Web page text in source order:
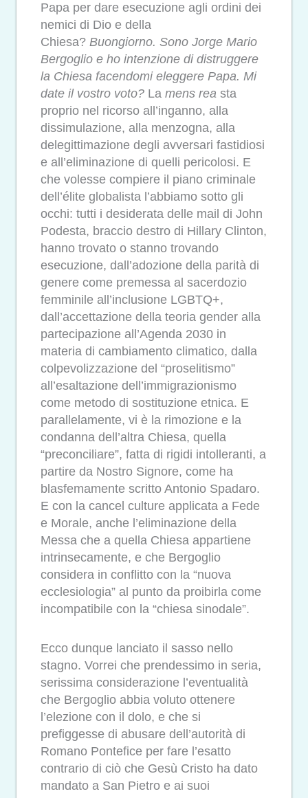
Papa per dare esecuzione agli ordini dei
nemici di Dio e della
Chiesa? Buongiorno. Sono Jorge Mario
Bergoglio e ho intenzione di distruggere
la Chiesa facendomi eleggere Papa. Mi
date il vostro voto? La mens rea sta
proprio nel ricorso all’inganno, alla
dissimulazione, alla menzogna, alla
delegittimazione degli avversari fastidiosi
e all’eliminazione di quelli pericolosi. E
che volesse compiere il piano criminale
dell’élite globalista l’abbiamo sotto gli
occhi: tutti i desiderata delle mail di John
Podesta, braccio destro di Hillary Clinton,
hanno trovato o stanno trovando
esecuzione, dall’adozione della parità di
genere come premessa al sacerdozio
femminile all’inclusione LGBTQ+,
dall’accettazione della teoria gender alla
partecipazione all’Agenda 2030 in
materia di cambiamento climatico, dalla
colpevolizzazione del “proselitismo”
all’esaltazione dell’immigrazionismo
come metodo di sostituzione etnica. E
parallelamente, vi è la rimozione e la
condanna dell’altra Chiesa, quella
“preconciliare”, fatta di rigidi intolleranti, a
partire da Nostro Signore, come ha
blasfemamente scritto Antonio Spadaro.
E con la cancel culture applicata a Fede
e Morale, anche l’eliminazione della
Messa che a quella Chiesa appartiene
intrinsecamente, e che Bergoglio
considera in conflitto con la “nuova
ecclesiologia” al punto da proibirla come
incompatibile con la “chiesa sinodale”.
Ecco dunque lanciato il sasso nello
stagno. Vorrei che prendessimo in seria,
serissima considerazione l’eventualità
che Bergoglio abbia voluto ottenere
l’elezione con il dolo, e che si
prefiggesse di abusare dell’autorità di
Romano Pontefice per fare l’esatto
contrario di ciò che Gesù Cristo ha dato
mandato a San Pietro e ai suoi